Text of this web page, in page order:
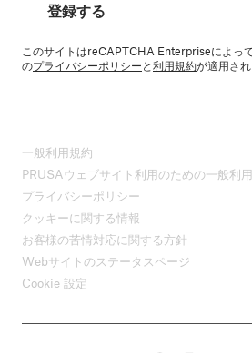
登録する
このサイトはreCAPTCHA Enterpriseによっ
のプライバシーポリシーと利用規約が適用され
一般利用規約
PRUSAウェブサイト利用のための一般利
プライバシーポリシー
クッキーに関する情報
お客様の苦情対応に関する方針
Webサイトのステータスページ
Cookie 設定